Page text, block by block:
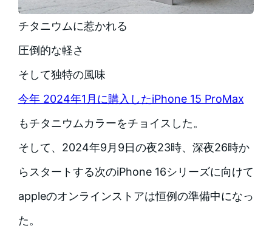
チタニウムに惹かれる
圧倒的な軽さ
そして独特の風味
今年 2024年1月に購入したiPhone 15 ProMax
もチタニウムカラーをチョイスした。
そして、2024年9月9日の夜23時、深夜26時か
らスタートする次のiPhone 16シリーズに向けて
appleのオンラインストアは恒例の準備中になっ
た。